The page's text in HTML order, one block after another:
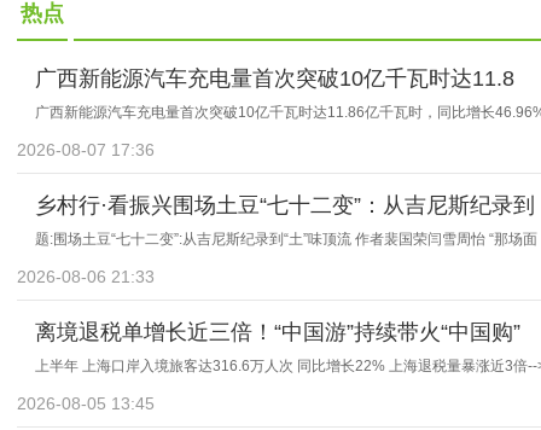
热点
广西新能源汽车充电量首次突破10亿千瓦时达11.8
广西新能源汽车充电量首次突破10亿千瓦时达11.86亿千瓦时，同比增长
2026-08-07 17:36
乡村行·看振兴围场土豆“七十二变”：从吉尼斯纪录到
题:围场土豆“七十二变”:从吉尼斯纪录到“土”味顶流 作者裴国荣闫雪周怡 “那场
2026-08-06 21:33
离境退税单增长近三倍！“中国游”持续带火“中国购”
上半年 上海口岸入境旅客达316.6万人次 同比增长22% 上海退税量暴涨近3倍--
2026-08-05 13:45